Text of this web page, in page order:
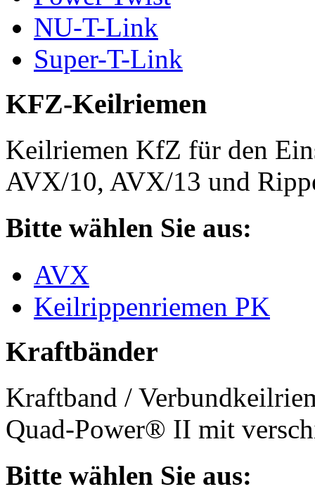
NU-T-Link
Super-T-Link
KFZ-Keilriemen
Keilriemen KfZ für den
AVX/10, AVX/13 und
Bitte wählen Sie aus:
AVX
Keilrippenriemen PK
Kraftbänder
Kraftband /
Quad-Power® II mit
Bitte wählen Sie aus: